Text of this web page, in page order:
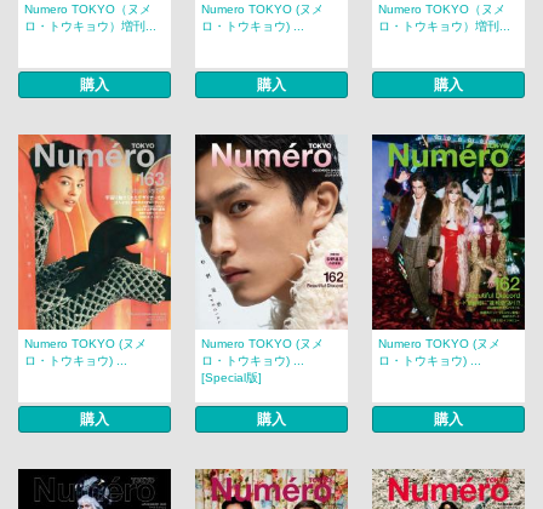
Numero TOKYO（ヌメ
ロ・トウキョウ）増刊...
購入
Numero TOKYO (ヌメ
ロ・トウキョウ) ...
購入
Numero TOKYO（ヌメ
ロ・トウキョウ）増刊...
購入
Numero TOKYO (ヌメ
ロ・トウキョウ) ...
購入
Numero TOKYO (ヌメ
ロ・トウキョウ) ...
[Special版]
購入
Numero TOKYO (ヌメ
ロ・トウキョウ) ...
購入